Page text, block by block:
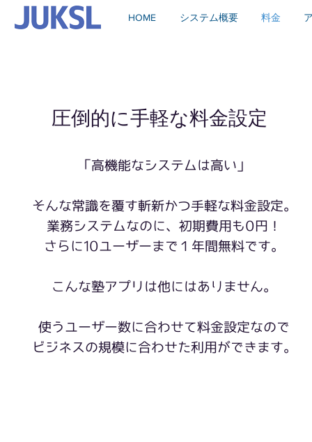
HOME システム概要 料金
圧倒的に手軽な料金設定
「高機能なシステムは高い」
そんな常識を覆す斬新かつ手軽な料金設定。
業務システムなのに、初期費用も0円！
さらに10ユーザーまで１年間無料です。
こんな塾アプリは他にはありません。
使うユーザー数に合わせて料金設定なので
​ビジネスの規模に合わせた利用ができます。